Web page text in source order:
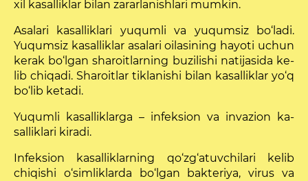
xil kasalliklar bilan zararlanishlari mumkin.
Asalari kasalliklari yuqumli va yuqumsiz bo‘ladi.
Yuqumsiz kasalliklar asalari oilasining hayoti uchun
kerak bo‘lgan sharoitlarning buzilishi natijasida ke­
lib chiqadi. Sharoitlar tiklanishi bilan kasalliklar yo‘q
bo‘lib ketadi.
Yuqumli kasalliklarga – infeksion va invazion ka­
salliklari kiradi.
Infeksion kasalliklarning qo‘zg‘atuvchilari ke­lib
chiqishi o‘simliklarda bo‘lgan bakteriya, virus va